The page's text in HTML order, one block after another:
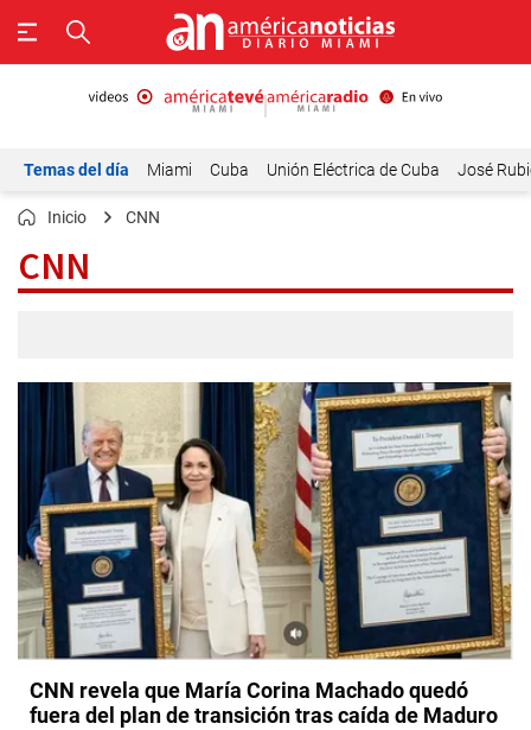
Temas del día Miami Cuba Unión Eléctrica de Cuba José
Inicio CNN
CNN
CNN revela que María Corina Machado quedó
fuera del plan de transición tras caída de Maduro